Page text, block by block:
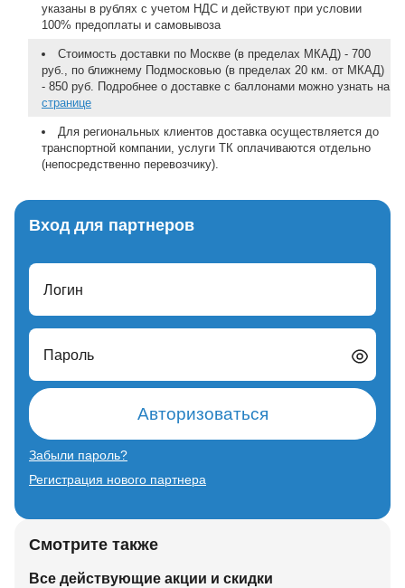
указаны в рублях с учетом НДС и действуют при условии
100% предоплаты и самовывоза
Стоимость доставки по Москве (в пределах МКАД) - 700
руб., по ближнему Подмосковью (в пределах 20 км. от МКАД)
- 850 руб. Подробнее о доставке с баллонами можно узнать на
странице
Для региональных клиентов доставка осуществляется до
транспортной компании, услуги ТК оплачиваются отдельно
(непосредственно перевозчику).
Вход для партнеров
Логин
Пароль
Авторизоваться
Забыли пароль?
Регистрация нового партнера
Смотрите также
Все действующие акции и скидки